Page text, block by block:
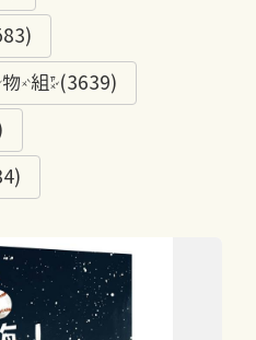
組(3639)